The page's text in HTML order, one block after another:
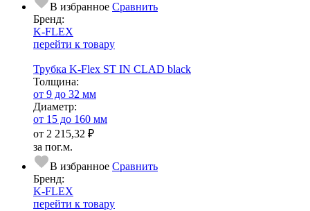
В избранное Сравнить
Бренд:
K-FLEX
перейти к товару
Трубка K-Flex ST IN CLAD black
Тол­щи­на:
от 9 до 32 мм
Диаметр:
от 15 до 160 мм
от 2 215,32 ₽
за пог.м.
В избранное Сравнить
Бренд:
K-FLEX
перейти к товару